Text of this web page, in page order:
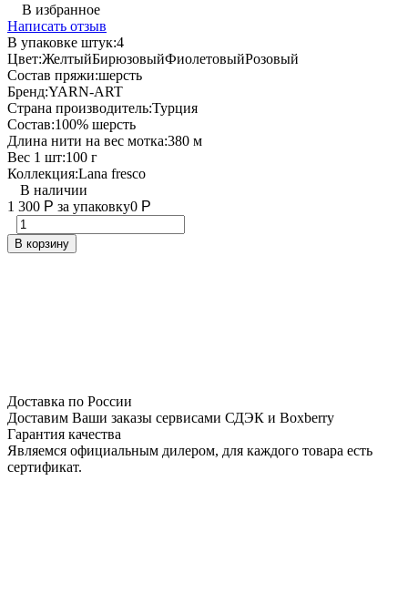
В избранное
Написать отзыв
В упаковке штук:4
Цвет:ЖелтыйБирюзовыйФиолетовыйРозовый
Состав пряжи:шерсть
Бренд:YARN-ART
Страна производитель:Турция
Состав:100% шерсть
Длина нити на вес мотка:380 м
Вес 1 шт:100 г
Коллекция:Lana fresco
В наличии
1 300 Р за упаковку0 Р
В корзину
Доставка по России
Доставим Ваши заказы сервисами СДЭК и Boxberry
Гарантия качества
Являемся официальным дилером, для каждого товара есть
сертификат.